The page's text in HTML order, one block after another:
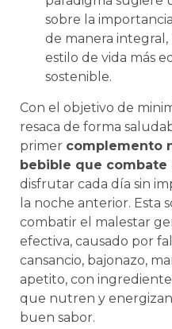
sobre la
de manera
estilo de vida más
sostenible.
Con el objetivo de
resaca de forma
primer complemento
bebible que combate
disfrutar cada día sin
la noche anterior. Esta
combatir el malestar
efectiva, causado por
cansancio, bajonazo,
apetito, con
que nutren y
buen sabor.